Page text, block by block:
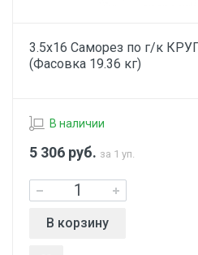
3.5х16 Саморез по г/к
(Фасовка 19.36 кг)
В наличии
5 306 руб. за 1 уп.
В корзину